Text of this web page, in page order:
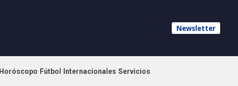
Newsletter
Horóscopo Fútbol Internacionales Servicios